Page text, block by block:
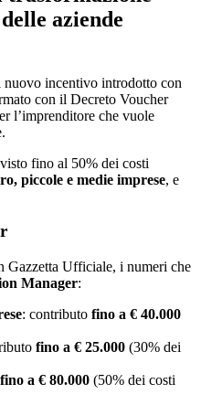
aziende
incentivo introdotto con
con il Decreto Voucher
l’imprenditore che vuole
fino al 50% dei costi
piccole e medie imprese, e
Gazzetta Ufficiale, i numeri che
Manager:
: contributo fino a € 40.000
fino a € 25.000 (30% dei
fino a € 80.000 (50% dei costi